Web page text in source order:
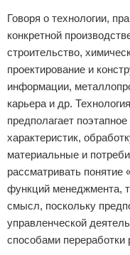
Говоря о технологии,
конкретной
строительство,
проектирование и
информации,
карьера и др.
предполагает
характеристик,
материальные и
рассматривать понятие
функций менеджмента,
смысл, поскольку
управленческой
способами переработки